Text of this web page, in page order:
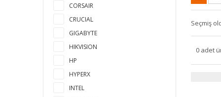
CORSAIR
CRUCIAL
GIGABYTE
HIKVISION
HP
HYPERX
INTEL
Seçmiş
0 adet